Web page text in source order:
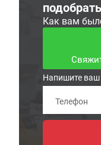
Как вам
Напишите